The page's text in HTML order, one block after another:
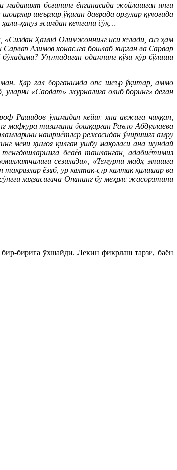
маданият боғининг ёнгинасида жойлашган янги
шеърлар ўқиган даврада орзулар қучоғида
ҳануз эсимдан кетгани йўқ…
«Сиздан Ҳамид Олимжоннинг иси келади, сиз ҳам
Азимов хонасига бошлаб кирган ва Сарвар
Унутадиган одамнинг кўзи кўр бўлиши
Ҳар гал борганимда опа шеър ўқитар, аммо
«Саодат» журналига олиб боринг» деган
Рашидов ўлимидан кейин яна авжига чиққан,
мафкура тизимини бошқарган Раъно Абдуллаева
нашриётлар режасидан ўчиришга амру
мени ҳимоя қилган ушбу мақоласи ана шундай
тенгдошларимга беаёв ташланган, адабиётимиз
сезилади», «Темурни мадҳ этишга
тақризлар ёзиб, ур калтак-сур калтак қилишар ва
лаҳзасигача Опанинг бу меҳрли жасоратини
бирига ўхшайди. Лекин фикрлаш тарзи, баён